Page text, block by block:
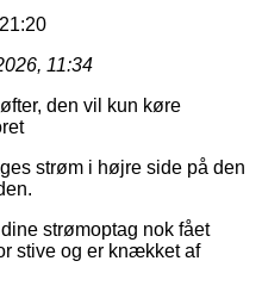
11:34
den vil kun køre
strøm i højre side på den
strømoptag nok fået
stive og er knækket af